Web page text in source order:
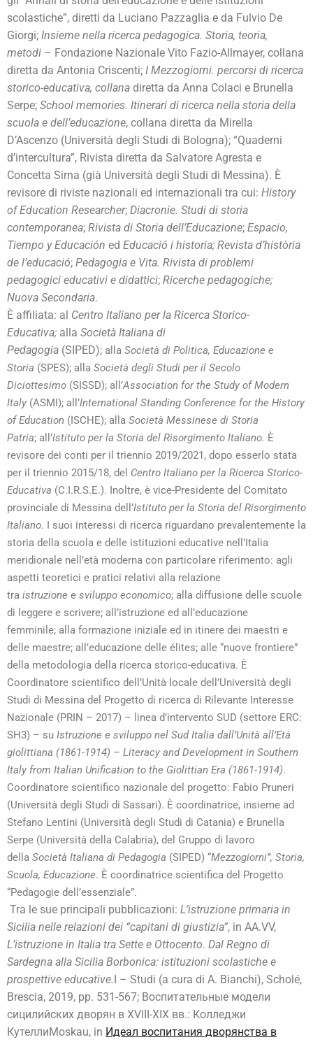
scolastiche”, diretti da Luciano Pazzaglia e da Fulvio De
Giorgi; Insieme nella ricerca pedagogica. Storia, teoria,
metodi – Fondazione Nazionale Vito Fazio-Allmayer, collana
diretta da Antonia Criscenti; I Mezzogiorni. percorsi di ricerca
storico-educativa, collana diretta da Anna Colaci e Brunella
Serpe; School memories. Itinerari di ricerca nella storia della
scuola e dell’educazione, collana diretta da Mirella
D’Ascenzo (Università degli Studi di Bologna); “Quaderni
d’intercultura”, Rivista diretta da Salvatore Agresta e
Concetta Sirna (già Università degli Studi di Messina). È
revisore di riviste nazionali ed internazionali tra cui: History
of Education Researcher; Diacronie. Studi di storia
contemporanea; Rivista di Storia dell’Educazione; Espacio,
Tiempo y Educación ed Educació i historia; Revista d’història
de l’educació; Pedagogia e Vita. Rivista di problemi
pedagogici educativi e didattici; Ricerche pedagogiche;
Nuova Secondaria.
È affiliata: al Centro Italiano per la Ricerca Storico-
Educativa; alla Società Italiana di
Pedagogia (SIPED); alla Società di Politica, Educazione e
Storia (SPES); alla Società degli Studi per il Secolo
Diciottesimo (SISSD); all’Association for the Study of Modern
Italy (ASMI); all’International Standing Conference for the History
of Education (ISCHE); alla Società Messinese di Storia
Patria; all’Istituto per la Storia del Risorgimento Italiano. È
revisore dei conti per il triennio 2019/2021, dopo esserlo stata
per il triennio 2015/18, del Centro Italiano per la Ricerca Storico-
Educativa (C.I.R.S.E.). Inoltre, è vice-Presidente del Comitato
provinciale di Messina dell’Istituto per la Storia del Risorgimento
Italiano. I suoi interessi di ricerca riguardano prevalentemente la
storia della scuola e delle istituzioni educative nell’Italia
meridionale nell’età moderna con particolare riferimento: agli
aspetti teoretici e pratici relativi alla relazione
tra istruzione e sviluppo economico; alla diffusione delle scuole
di leggere e scrivere; all’istruzione ed all’educazione
femminile; alla formazione iniziale ed in itinere dei maestri e
delle maestre; all’educazione delle élites; alle “nuove frontiere”
della metodologia della ricerca storico-educativa. È
Coordinatore scientifico dell’Unità locale dell’Università degli
Studi di Messina del Progetto di ricerca di Rilevante Interesse
Nazionale (PRIN – 2017) – linea d’intervento SUD (settore ERC:
SH3) – su Istruzione e sviluppo nel Sud Italia dall’Unità all’Età
giolittiana (1861-1914) – Literacy and Development in Southern
Italy from Italian Unification to the Giolittian Era (1861-1914).
Coordinatore scientifico nazionale del progetto: Fabio Pruneri
(Università degli Studi di Sassari). È coordinatrice, insieme ad
Stefano Lentini (Università degli Studi di Catania) e Brunella
Serpe (Università della Calabria), del Gruppo di lavoro
della Società Italiana di Pedagogia (SIPED) “Mezzogiorni”, Storia,
Scuola, Educazione. È coordinatrice scientifica del Progetto
“Pedagogie dell’essenziale”.
Tra le sue principali pubblicazioni: L’istruzione primaria in
Sicilia nelle relazioni dei “capitani di giustizia”, in AA.VV,
L’istruzione in Italia tra Sette e Ottocento. Dal Regno di
Sardegna alla Sicilia Borbonica: istituzioni scolastiche e
prospettive educative. I – Studi (a cura di A. Bianchi), Scholé,
Brescia, 2019, pp. 531-567; Воспитательные модели
сицилийских дворян в XVIII-XIX вв.: Колледжи
КутеллиMoskau, in Идеал воспитания дворянства в